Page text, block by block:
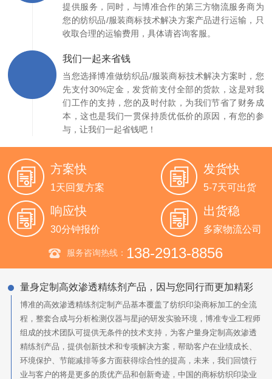
提供服务，同时，与博准合作的第三方物流服务商为
您的纺织品/服装商标技术解决方案产品进行运输，只
收取合理的运输费用，具体请咨询客服。
我们一起来省钱
当您选择博准做纺织品/服装商标技术解决方案时，您
先支付30%定金，发货前支付全部的货款，这是对我
们工作的支持，您的及时付款，为我们节省了财务成
本，这也是我们一贯保持质优低价的原因，有您的参
与，让我们一起省钱吧！
方案快
1天回复方案
发货快
5-7天可出货
响应快
30分钟报价
出货稳
多家物流公司
服务咨询热线： 138-2913-8856
量身定制高效渗透精练剂产品，因与您同行而更加精彩
博准的高效渗透精练剂定制产品基本覆盖了纺织印染商标加工的全流
程，整套合成与分析检测仪器与星ji的研发实验环境，博准专业工程师
组成的技术团队可提供无条件的技术支持，为客户量身定制高效渗透
精练剂产品，提供创新技术和专项解决方案，帮助客户在业绩成长、
环境保护、节能减排等多方面获得综合性的提高，未来，我们回馈行
业与客户的将是更多的质优产品和创新奇迹，中国的商标纺织印染业